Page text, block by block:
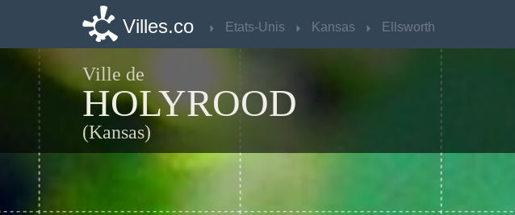
Villes.co Etats-Unis Kansas Ellsworth
Ville de
HOLYROOD
(Kansas)
Villes.co Etats-Unis Kansas Ellsworth